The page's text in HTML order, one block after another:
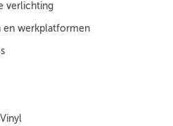
verlichting
en werkplatformen